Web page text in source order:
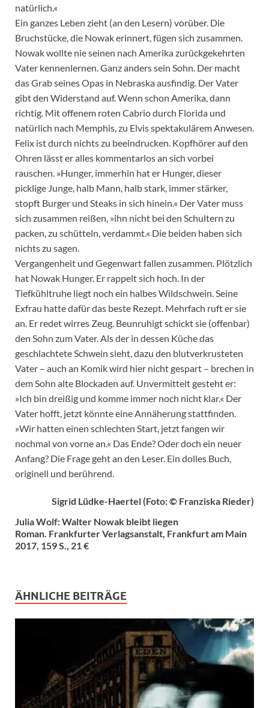
natürlich.«
Ein ganzes Leben zieht (an den Lesern) vorüber. Die
Bruchstücke, die Nowak erinnert, fügen sich zusammen.
Nowak wollte nie seinen nach Amerika zurückgekehrten
Vater kennenlernen. Ganz anders sein Sohn. Der macht
das Grab seines Opas in Nebraska ausfindig. Der Vater
gibt den Widerstand auf. Wenn schon Amerika, dann
richtig. Mit offenem roten Cabrio durch Florida und
natürlich nach Memphis, zu Elvis spektakulärem Anwesen.
Felix ist durch nichts zu beeindrucken. Kopfhörer auf den
Ohren lässt er alles kommentarlos an sich vorbei
rauschen. »Hunger, immerhin hat er Hunger, dieser
picklige Junge, halb Mann, halb stark, immer stärker,
stopft Burger und Steaks in sich hinein.« Der Vater muss
sich zusammen reißen, »ihn nicht bei den Schultern zu
packen, zu schütteln, verdammt.« Die beiden haben sich
nichts zu sagen.
Vergangenheit und Gegenwart fallen zusammen. Plötzlich
hat Nowak Hunger. Er rappelt sich hoch. In der
Tiefkühltruhe liegt noch ein halbes Wildschwein. Seine
Exfrau hatte dafür das beste Rezept. Mehrfach ruft er sie
an. Er redet wirres Zeug. Beunruhigt schickt sie (offenbar)
den Sohn zum Vater. Als der in dessen Küche das
geschlachtete Schwein sieht, dazu den blutverkrusteten
Vater – auch an Komik wird hier nicht gespart – brechen in
dem Sohn alte Blockaden auf. Unvermittelt gesteht er:
»Ich bin dreißig und komme immer noch nicht klar.« Der
Vater hofft, jetzt könnte eine Annäherung stattfinden.
»Wir hatten einen schlechten Start, jetzt fangen wir
nochmal von vorne an.« Das Ende? Oder doch ein neuer
Anfang? Die Frage geht an den Leser. Ein dolles Buch,
originell und berührend.
Sigrid Lüdke-Haertel (Foto: © Franziska Rieder)
Julia Wolf: Walter Nowak bleibt liegen
Roman. Frankfurter Verlagsanstalt, Frankfurt am Main
2017, 159 S., 21 €
ÄHNLICHE BEITRÄGE